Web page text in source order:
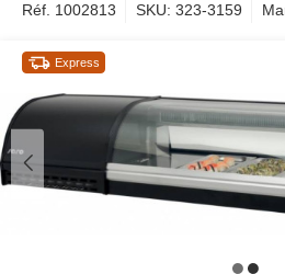
Réf. 1002813 SKU: 323-3159
Express